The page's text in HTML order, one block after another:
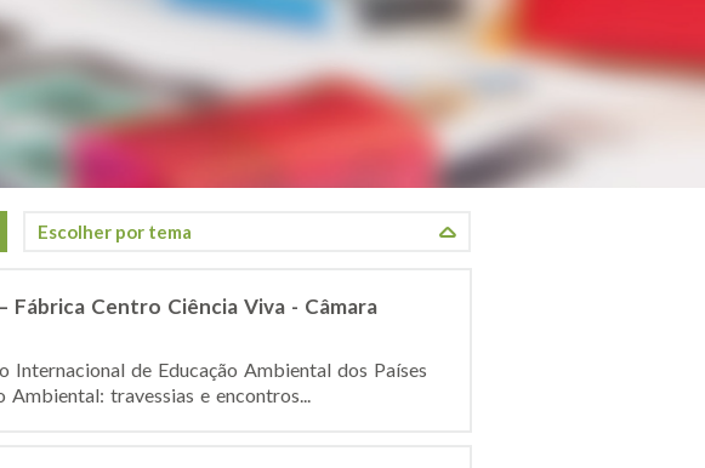
Centro Ciência Viva - Câmara
de Educação Ambiental dos Países
Ambiental: travessias e encontros...